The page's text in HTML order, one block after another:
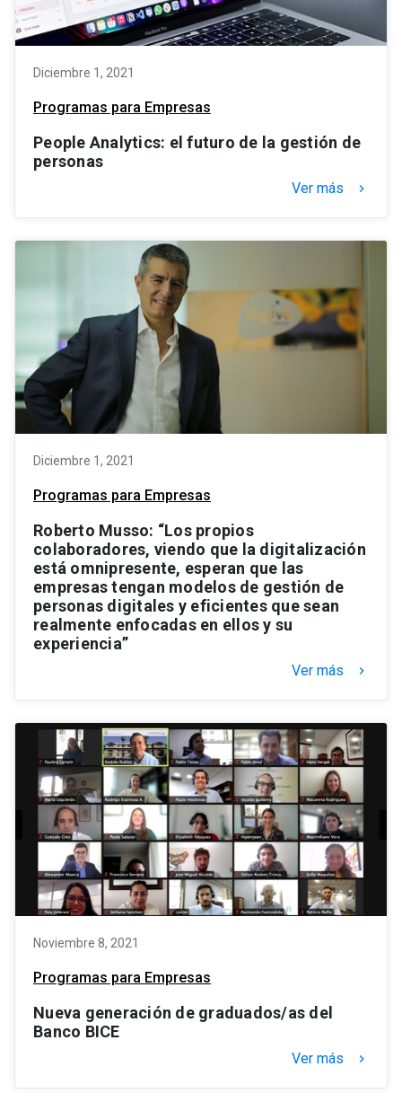
Diciembre 1, 2021
Programas para Empresas
People Analytics: el futuro de la gestión de
personas
Ver más keyboard_arrow_right
Diciembre 1, 2021
Programas para Empresas
Roberto Musso: “Los propios
colaboradores, viendo que la digitalización
está omnipresente, esperan que las
empresas tengan modelos de gestión de
personas digitales y eficientes que sean
realmente enfocadas en ellos y su
experiencia”
Ver más keyboard_arrow_right
Noviembre 8, 2021
Programas para Empresas
Nueva generación de graduados/as del
Banco BICE
Ver más keyboard_arrow_right